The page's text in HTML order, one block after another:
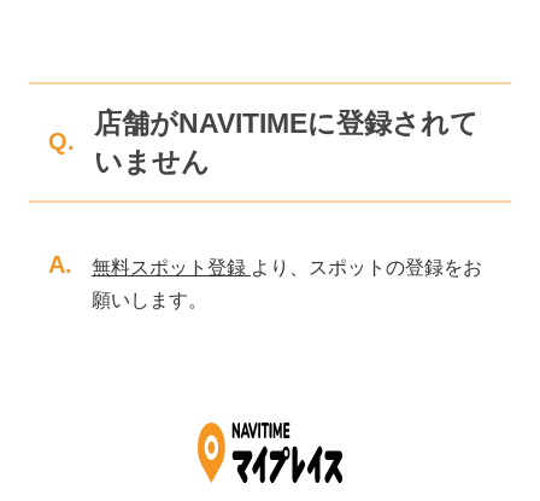
Q.
店舗がNAVITIMEに登録されて
いません
A. 無料スポット登録 より、スポットの登録をお
願いします。